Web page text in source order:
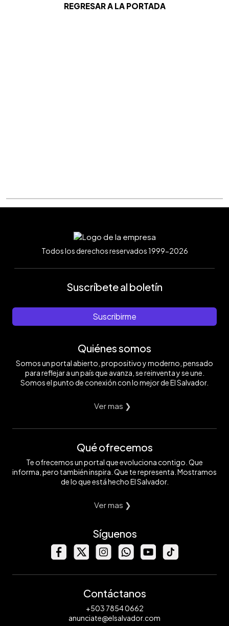
REGRESAR A LA PORTADA
Todos los derechos reservados 1999-2026
Suscríbete al boletín
Suscribirme
Quiénes somos
Somos un portal abierto, propositivo y moderno, pensado
para reflejar a un país que avanza, se reinventa y se une.
Somos el punto de conexión con lo mejor de El Salvador.
Ver mas ❯
Qué ofrecemos
Te ofrecemos un portal que evoluciona contigo. Que
informa, pero también inspira. Que te representa. Mostramos
de lo que está hecho El Salvador.
Ver mas ❯
Síguenos
Contáctanos
+503 7854 0662
anunciate@elsalvador.com